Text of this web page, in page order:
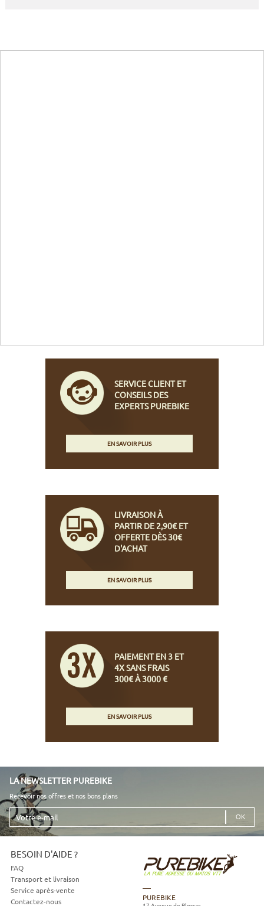
SERVICE CLIENT ET
CONSEILS DES
EXPERTS PUREBIKE
EN SAVOIR PLUS
LIVRAISON À
PARTIR DE 2,90€ ET
OFFERTE DÈS 30€
D'ACHAT
EN SAVOIR PLUS
PAIEMENT EN 3 ET
4X SANS FRAIS
300€ À 3000 €
EN SAVOIR PLUS
LA NEWSLETTER PUREBIKE
Recevoir nos offres et nos bons plans
Votre
e-
mail
BESOIN D'AIDE ?
FAQ
Transport et livraison
Service après-vente
Contactez-nous
PUREBIKE